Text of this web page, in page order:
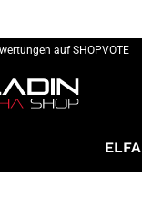
auf SHOPVOTE